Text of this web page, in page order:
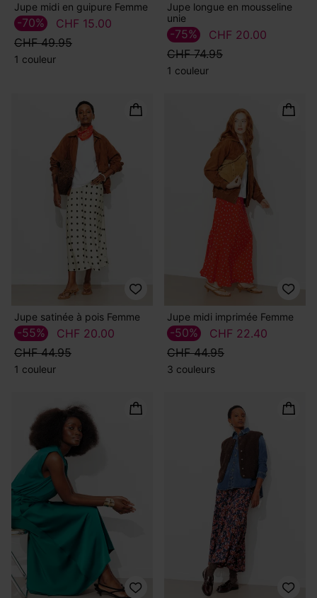
Jupe midi en guipure Femme
CHF 15.00
CHF 49.95
-70%
1 couleur
Jupe longue en mousseline
unie
CHF 20.00
CHF 74.95
-75%
1 couleur
Jupe satinée à pois Femme
CHF 20.00
CHF 44.95
-55%
1 couleur
Jupe midi imprimée Femme
CHF 22.40
CHF 44.95
-50%
3 couleurs